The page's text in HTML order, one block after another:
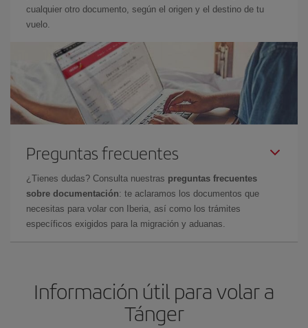
cualquier otro documento, según el origen y el destino de tu
vuelo.
Preguntas frecuentes
¿Tienes dudas? Consulta nuestras preguntas frecuentes
sobre documentación: te aclaramos los documentos que
necesitas para volar con Iberia, así como los trámites
específicos exigidos para la migración y aduanas.
Información útil para volar a
Tánger